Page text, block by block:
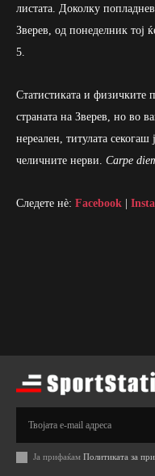
листата. Доколку
Зверев, од понеделник тој
5.
Статистиката и
страната на Зверев, но во
нереален, титулата
челичните нерви. Carpe
Следете нè: Facebook
Ја прифаќам Политиката за